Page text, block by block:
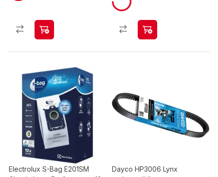
Electrolux S-Bag E201SM
Dayco HP3006 Lynx